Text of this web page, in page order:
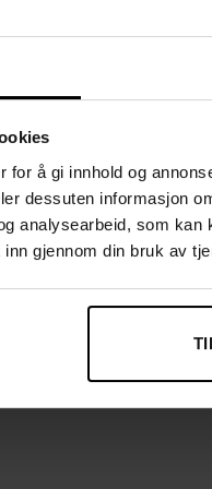
for å gi innhold og
dessuten informasjon
analysearbeid, som
gjennom din bruk av
gave ved innflytting,